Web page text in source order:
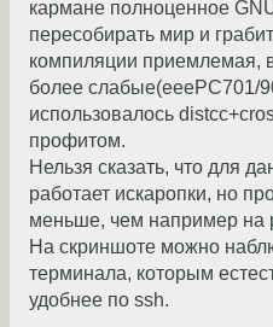
кармане полноценное
пересобирать мир и
компиляции приемлемая,
более слабые(eeePC701/
использовалось
профитом.
Нельзя сказать, что для
работает искаропки, но
меньше, чем например на
На скриншоте можно
терминала, которым
удобнее по ssh.